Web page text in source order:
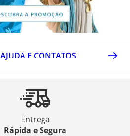
AJUDA E CONTATOS
Entrega
Rápida e Segura